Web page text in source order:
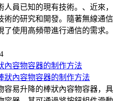
員已知的現有技術。、近來，
術的研究和開發。隨著無線通信
使用高頻帶進行通信的需求。
內容物容器的制作方法
容易升降的棒狀內容物容器，具